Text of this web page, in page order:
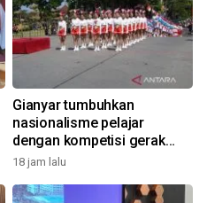
Gianyar tumbuhkan
nasionalisme pelajar
dengan kompetisi gerak
jalan
18 jam lalu